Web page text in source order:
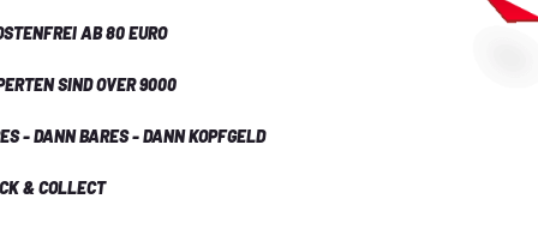
AB 80 EURO
SIND OVER 9000
- DANN BARES - DANN KOPFGELD
& COLLECT